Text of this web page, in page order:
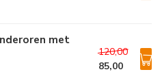
met
120,00
85,00